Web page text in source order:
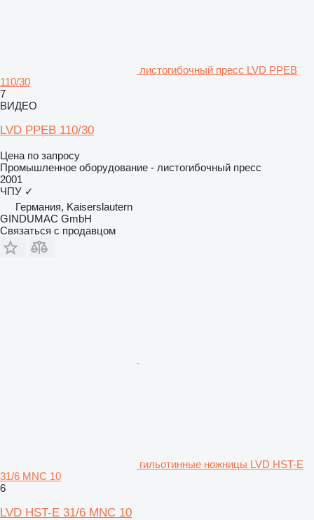
листогибочный пресс LVD PPEB
110/30
7
ВИДЕО
LVD PPEB 110/30
Цена по запросу
Промышленное оборудование - листогибочный пресс
2001
ЧПУ ✓
Германия, Kaiserslautern
GINDUMAC GmbH
Связаться с продавцом
гильотинные ножницы LVD HST-E
31/6 MNC 10
6
LVD HST-E 31/6 MNC 10